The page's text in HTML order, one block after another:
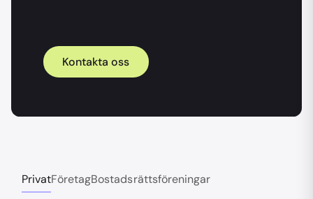
Kontakta oss
PrivatFöretagBostadsrättsföreningar